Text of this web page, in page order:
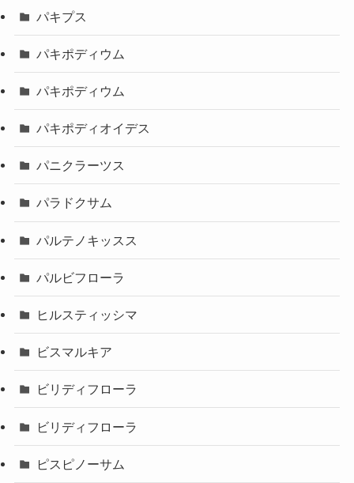
パキプス
パキポディウム
パキポディウム
パキポディオイデス
パニクラーツス
パラドクサム
パルテノキッスス
パルビフローラ
ヒルスティッシマ
ビスマルキア
ビリディフローラ
ビリディフローラ
ピスピノーサム